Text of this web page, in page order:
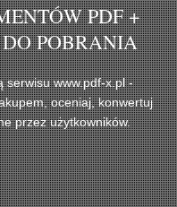
PDF +
POBRANIA
serwisu www.pdf-x.pl -
oceniaj, konwertuj
przez użytkowników.